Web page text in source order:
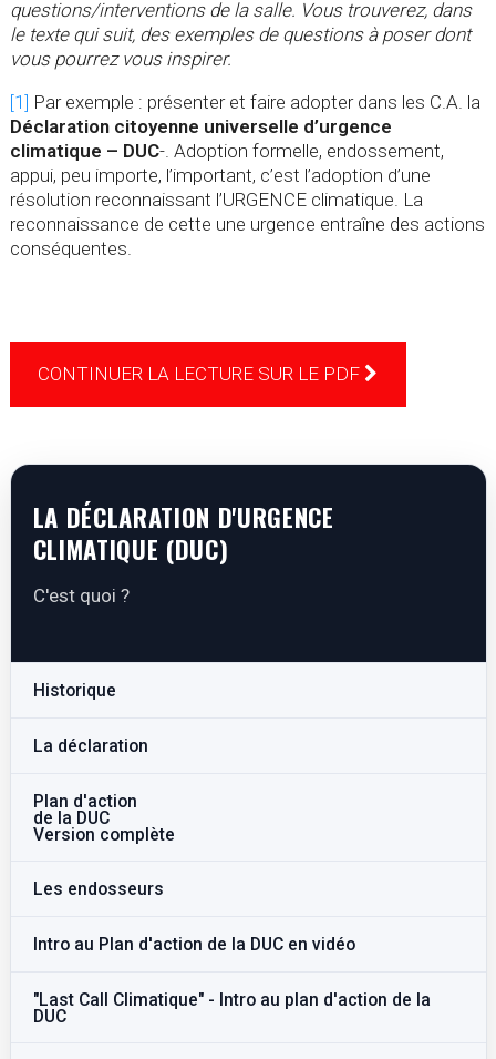
questions/interventions de la salle. Vous trouverez, dans
le texte qui suit, des exemples de questions à poser dont
vous pourrez vous inspirer.
[1] Par exemple : présenter et faire adopter dans les C.A. la
Déclaration citoyenne universelle d’urgence
climatique – DUC-. Adoption formelle, endossement,
appui, peu importe, l’important, c’est l’adoption d’une
résolution reconnaissant l’URGENCE climatique. La
reconnaissance de cette une urgence entraîne des actions
conséquentes.
CONTINUER LA LECTURE SUR LE PDF
LA DÉCLARATION D'URGENCE
CLIMATIQUE (DUC)
C'est quoi ?
Historique
La déclaration
Plan d'action
de la DUC
Version complète
Les endosseurs
Intro au Plan d'action de la DUC en vidéo
"Last Call Climatique" - Intro au plan d'action de la
DUC